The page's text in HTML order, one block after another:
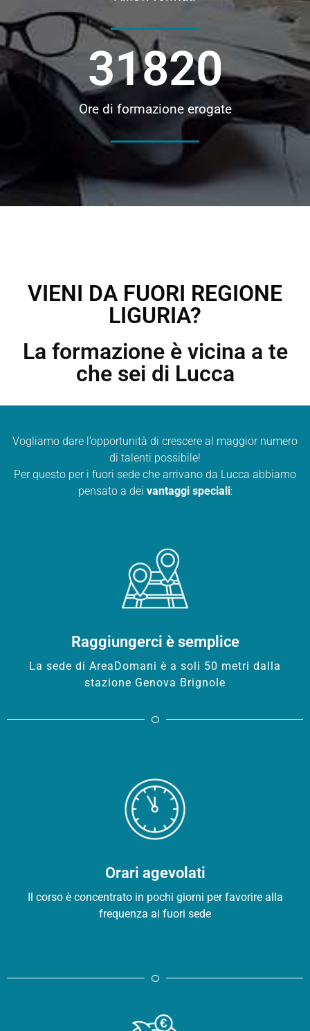
Ore di formazione erogate
31820
VIENI DA FUORI REGIONE
LIGURIA?
La formazione è vicina a te
che sei di Lucca
Vogliamo dare l’opportunità di crescere al maggior numero
di talenti possibile!
Per questo per i fuori sede che arrivano da Lucca abbiamo
pensato a dei vantaggi speciali:
Raggiungerci è semplice
La sede di AreaDomani è a soli 50 metri dalla
stazione Genova Brignole
Orari agevolati
Il corso è concentrato in pochi giorni per favorire alla
frequenza ai fuori sede